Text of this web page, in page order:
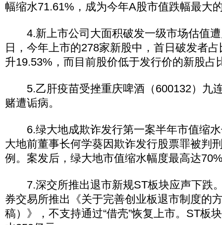
幅缩水71.61%，成为今年A股市值跌幅最大
4.新上市公司大面积破发一级市场估值遭
日，今年上市的278家新股中，首日破发者
升19.53%，而目前股价低于发行价的新股占
5.乙肝疫苗受挫重庆啤酒（600132）九
赌遭诟病。
6.绿大地成欺诈发行第一案半年市值缩水
大地前董事长何学葵因欺诈发行股票罪被判
例。案发后，绿大地市值缩水幅度最高达
7.深交所推出退市新规ST板块应声下跌
券交易所推出《关于完善创业板退市制度的
稿）》，不支持通过“借壳”恢复上市。ST板